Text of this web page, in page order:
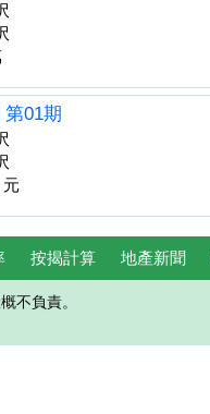
01期
元
按揭計算 地產新聞
不負責。